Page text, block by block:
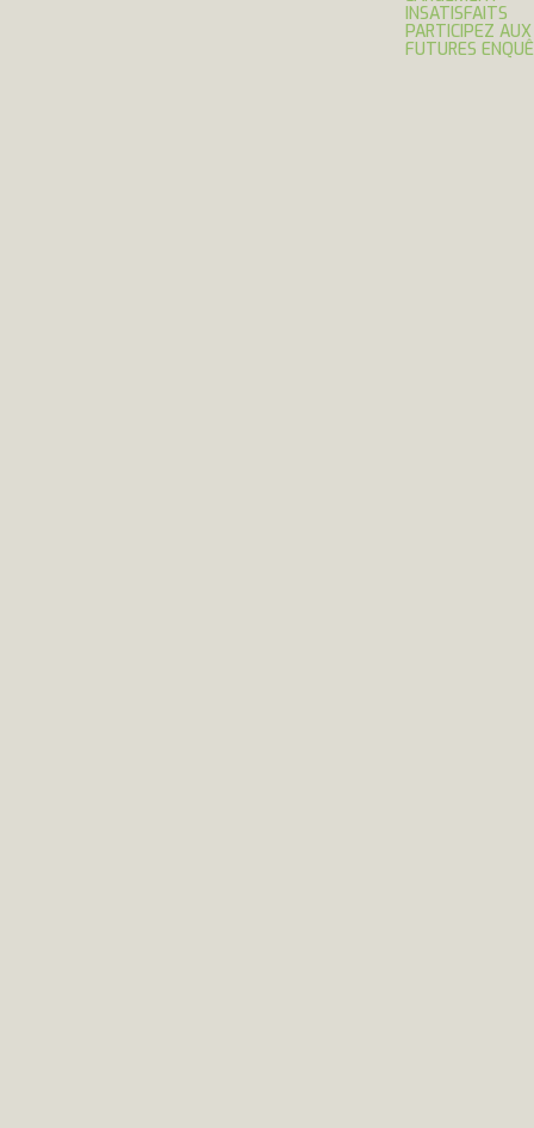
INSATISFAITS
PARTICIPEZ AUX
FUTURES